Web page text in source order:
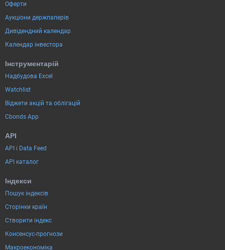
Оферти
Аукціони держпаперів
Дивідендний календар
Календар інвестора
Інструментарій
Надбудова Excel
Watchlist
Віджети акцій та облігацій
Cbonds App
API
API і Data Feed
API каталог
Індекси
Пошук індексів
Сторінки країн
Створити індекс
Консенсус-прогнози
Макроекономіка